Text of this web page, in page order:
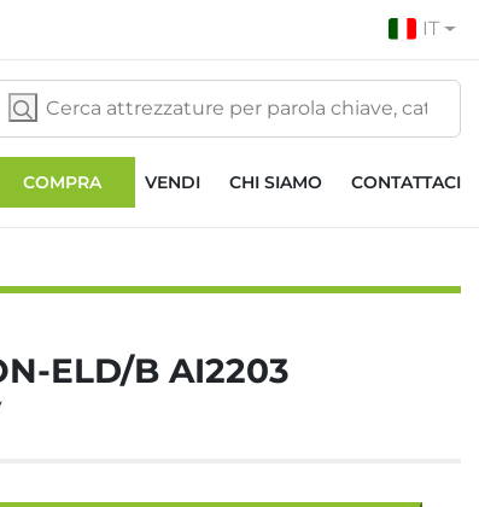
IT
COMPRA VENDI CHI SIAMO CONTATTACI
ELD/B AI2203